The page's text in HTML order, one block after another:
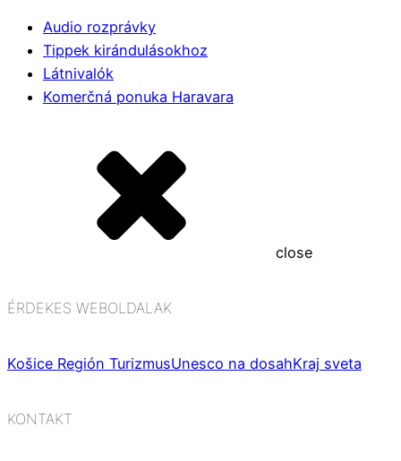
Audio rozprávky
Tippek kirándulásokhoz
Látnivalók
Komerčná ponuka Haravara
close
ÉRDEKES WEBOLDALAK
Košice Región TurizmusUnesco na dosahKraj sveta
KONTAKT